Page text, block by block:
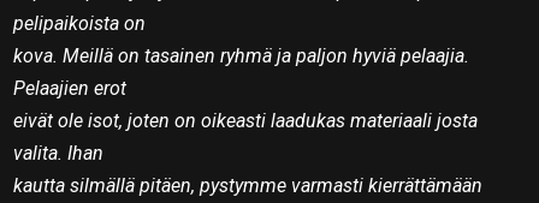
pelipaikoista on
kova. Meillä on tasainen ryhmä ja paljon hyviä pelaajia.
Pelaajien erot
eivät ole isot, joten on oikeasti laadukas materiaali josta
valita. Ihan
kautta silmällä pitäen, pystymme varmasti kierrättämään